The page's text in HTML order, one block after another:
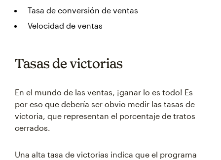
Tasa de conversión de ventas
Velocidad de ventas
Tasas de victorias
En el mundo de las ventas, ¡ganar lo es todo! Es
por eso que debería ser obvio medir las tasas de
victoria, que representan el porcentaje de tratos
cerrados.
Una alta tasa de victorias indica que el programa